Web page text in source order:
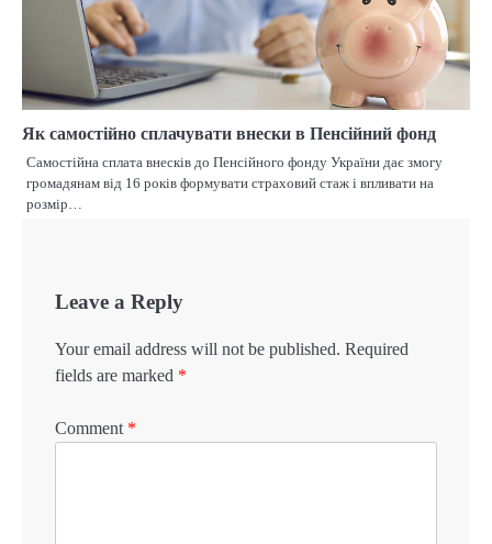
Як самостійно сплачувати внески в Пенсійний фонд
Самостійна сплата внесків до Пенсійного фонду України дає змогу
громадянам від 16 років формувати страховий стаж і впливати на
розмір…
Leave a Reply
Your email address will not be published. Required
fields are marked *
Comment *